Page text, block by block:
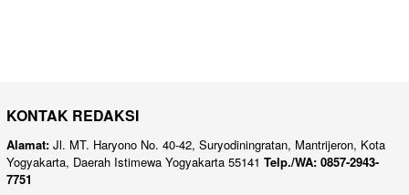
KONTAK REDAKSI
Alamat: Jl. MT. Haryono No. 40-42, Suryodiningratan, Mantrijeron, Kota
Yogyakarta, Daerah Istimewa Yogyakarta 55141 Telp./WA: 0857-2943-
7751